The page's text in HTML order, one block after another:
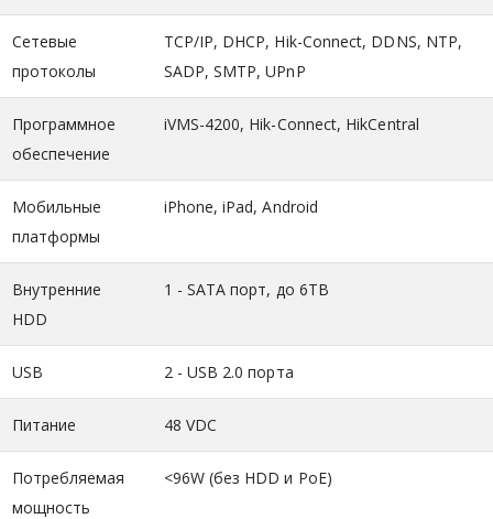
Сетевые
протоколы
TCP/IP, DHCP, Hik-Connect, DDNS, NTP,
SADP, SMTP, UPnP
Программное
обеспечение
iVMS-4200, Hik-Connect, HikCentral
Мобильные
платформы
iPhone, iPad, Android
Внутренние
HDD
1 - SATA порт, до 6TB
USB 2 - USB 2.0 порта
Питание 48 VDC
Потребляемая
мощность
<96W (без HDD и PoE)